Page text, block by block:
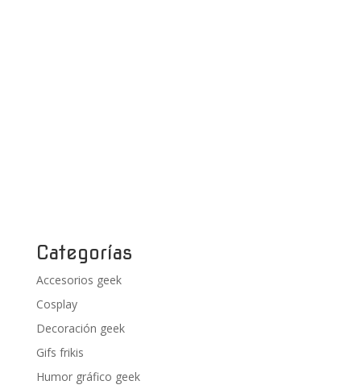
Categorías
Accesorios geek
Cosplay
Decoración geek
Gifs frikis
Humor gráfico geek